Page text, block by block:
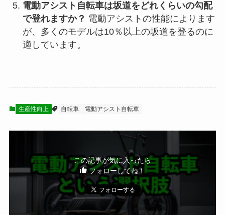
電動アシスト自転車は坂道をどれくらいの勾配
で登れますか？ 電動アシストの性能によります
が、多くのモデルは10％以上の坂道を登るのに
適しています。
生産性向上 自転車 電動アシスト自転車
この記事が気に入ったら
フォローしてね！